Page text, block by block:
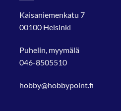
Kaisaniemenkatu 7
00100 Helsinki
Puhelin, myymälä
046-8505510
hobby@hobbypoint.fi